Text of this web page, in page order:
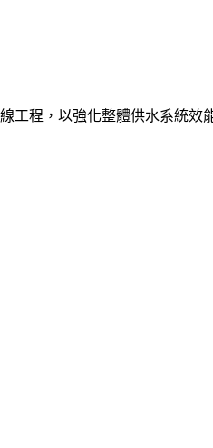
程，以強化整體供水系統效